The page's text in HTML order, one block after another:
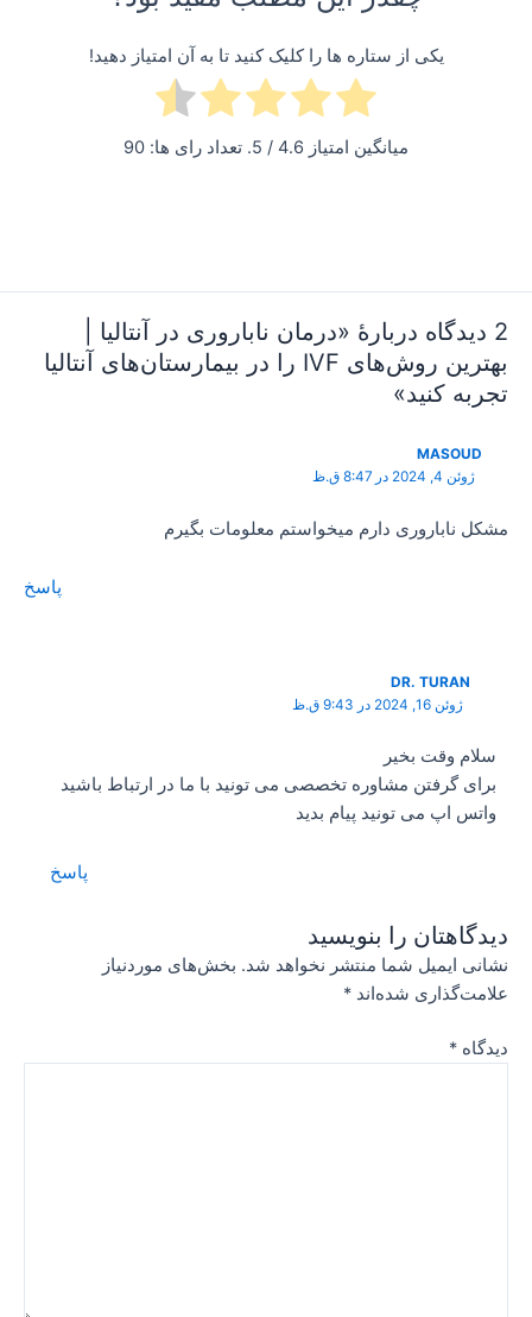
یکی از ستاره ها را کلیک کنید تا به آن امتیاز دهید!
میانگین امتیاز 4.6 / 5. تعداد رای ها: 90
2 دیدگاه دربارهٔ «درمان ناباروری در آنتالیا |
بهترین روش‌های IVF را در بیمارستان‌های آنتالیا
تجربه کنید»
MASOUD
ژوئن 4, 2024 در 8:47 ق.ظ
مشکل ناباروری دارم میخواستم معلومات بگیرم
پاسخ
DR. TURAN
ژوئن 16, 2024 در 9:43 ق.ظ
سلام وقت بخیر
برای گرفتن مشاوره تخصصی می تونید با ما در ارتباط باشید
واتس اپ می تونید پیام بدید
پاسخ
دیدگاهتان را بنویسید
نشانی ایمیل شما منتشر نخواهد شد. بخش‌های موردنیاز
علامت‌گذاری شده‌اند *
دیدگاه *